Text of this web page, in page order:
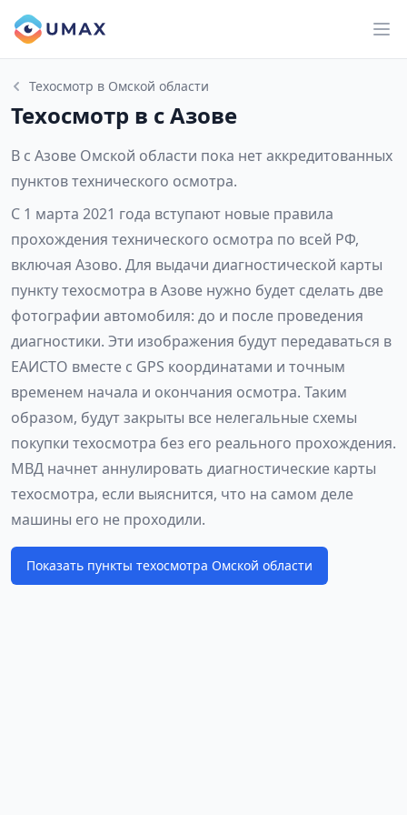
Техосмотр в Омской области
Техосмотр в с Азове
В с Азове Омской области пока нет аккредитованных
пунктов технического осмотра.
С 1 марта 2021 года вступают новые правила
прохождения технического осмотра по всей РФ,
включая Азово. Для выдачи диагностической карты
пункту техосмотра в Азове нужно будет сделать две
фотографии автомобиля: до и после проведения
диагностики. Эти изображения будут передаваться в
ЕАИСТО вместе с GPS координатами и точным
временем начала и окончания осмотра. Таким
образом, будут закрыты все нелегальные схемы
покупки техосмотра без его реального прохождения.
МВД начнет аннулировать диагностические карты
техосмотра, если выяснится, что на самом деле
машины его не проходили.
Показать пункты техосмотра Омской области